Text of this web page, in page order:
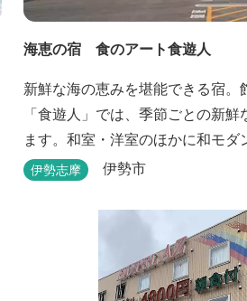
海恵の宿 食のアート食遊人
新鮮な海の恵みを堪能できる宿。
「食遊人」では、季節ごとの新
ます。和室・洋室のほかに和モダ
ムもあります。
伊勢志摩 伊勢市